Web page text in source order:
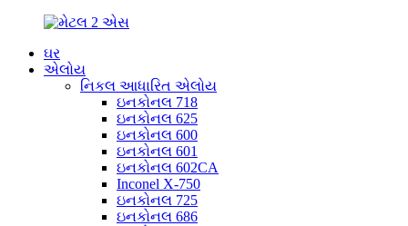
ઘર
એલોય
નિકલ આધારિત એલોય
ઇનકોનલ 718
ઇનકોનલ 625
ઇનકોનલ 600
ઇનકોનલ 601
ઇનકોનલ 602CA
Inconel X-750
ઇનકોનલ 725
ઇનકોનલ 686